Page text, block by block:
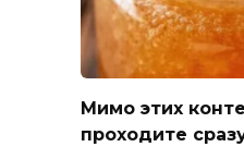
Мимо этих
проходите